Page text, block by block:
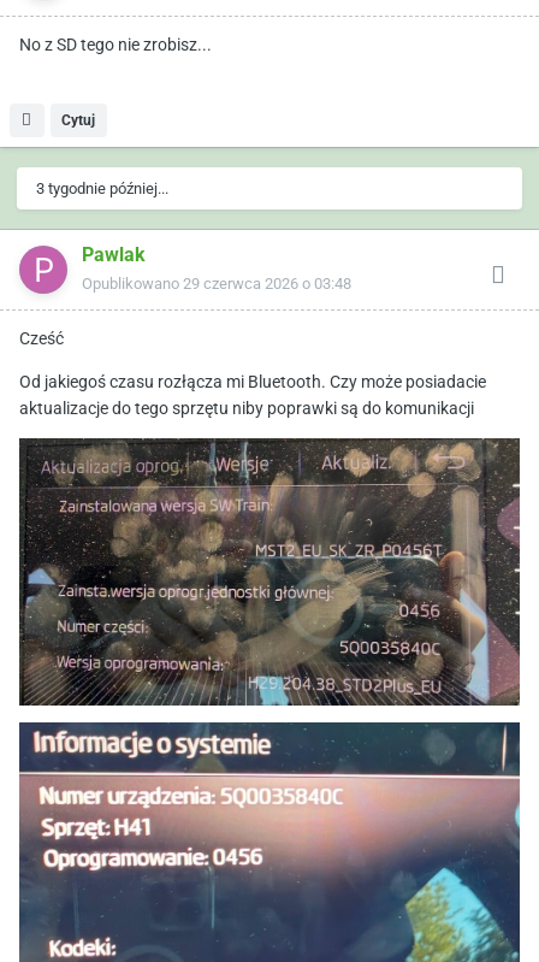
No z SD tego nie zrobisz...
Cytuj
3 tygodnie później...
Pawlak
Opublikowano 29 czerwca 2026 o 03:48
Cześć
Od jakiegoś czasu rozłącza mi Bluetooth. Czy może posiadacie
aktualizacje do tego sprzętu niby poprawki są do komunikacji